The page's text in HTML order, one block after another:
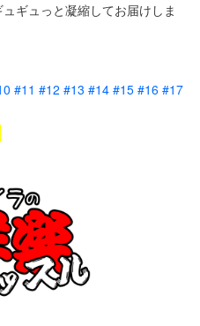
ギュっと凝縮してお届けしま
#11 #12 #13 #14 #15 #16 #17